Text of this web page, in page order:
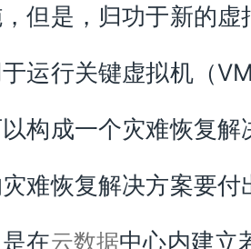
但是，归功于新的虚
运行关键虚拟机（
构成一个灾难恢复解
难恢复解决方案要付
在云数据中心内建立